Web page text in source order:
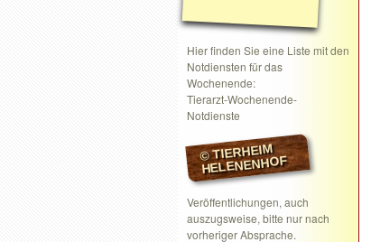
Hier finden Sie eine Liste mit den
Notdiensten für das
Wochenende:
Tierarzt-Wochenende-
Notdienste
© TIERHEIM
HELENENHOF
Veröffentlichungen, auch
auszugsweise, bitte nur nach
vorheriger Absprache.